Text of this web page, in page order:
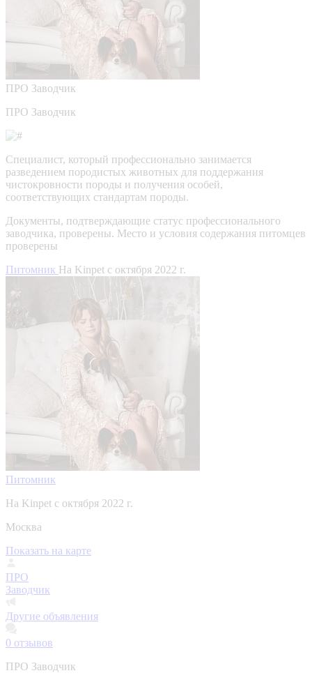
ПРО Заводчик
ПРО Заводчик
Специалист, который профессионально занимается
разведением породистых животных для поддержания
чистокровности породы и получения особей,
соответствующих стандартам породы.
Документы, подтверждающие статус профессионального
заводчика, проверены. Место и условия содержания питомцев
проверены
Питомник На Kinpet c октября 2022 г.
Питомник
На Kinpet c октября 2022 г.
Москва
Показать на карте
ПРО
Заводчик
Другие объявления
0 отзывов
ПРО Заводчик